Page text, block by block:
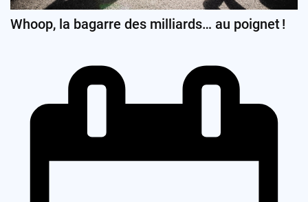
Whoop, la bagarre des milliards… au poignet !